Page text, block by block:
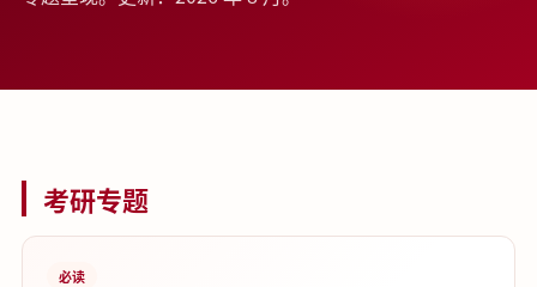
考研专题
必读